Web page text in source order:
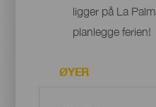
ligger på La
planlegge ferien!
ØYER